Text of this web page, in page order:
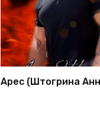
Арес (Штогрина